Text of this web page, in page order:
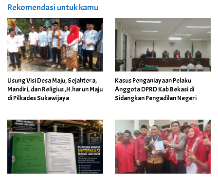
Rekomendasi untuk kamu
Usung Visi Desa Maju, Sejahtera,
Mandiri, dan Religius ,H.harun Maju
di Pilkades Sukawijaya
Kasus Penganiayaan Pelaku
Anggota DPRD Kab Bekasi di
Sidangkan Pengadilan Negeri